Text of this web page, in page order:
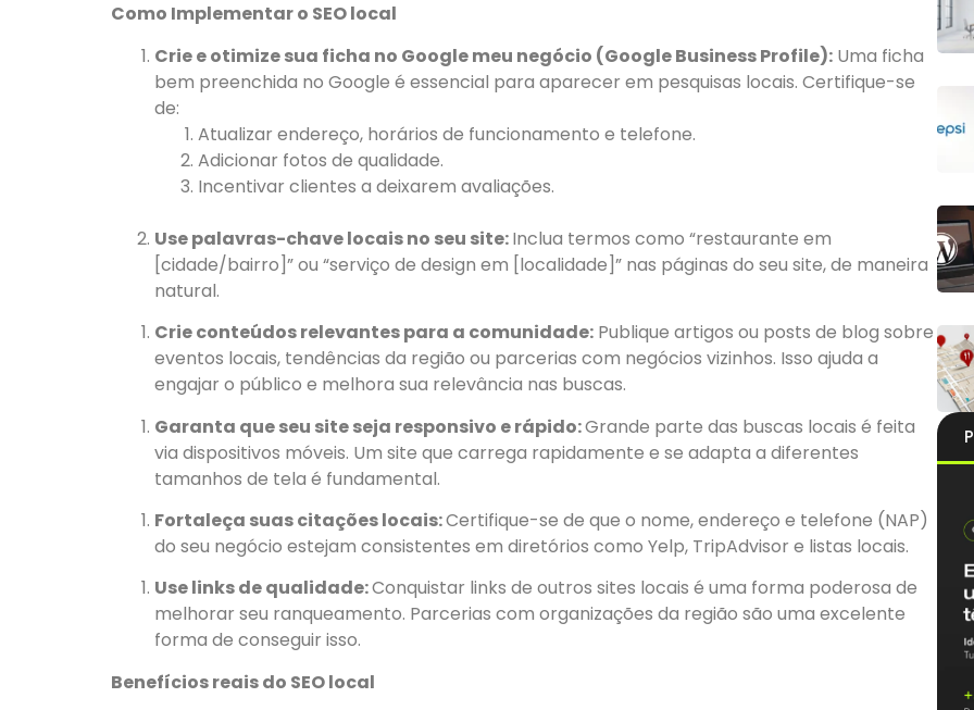
Como Implementar o SEO local
Crie e otimize sua ficha no Google meu negócio (Google Business Profile): Uma ficha
bem preenchida no Google é essencial para aparecer em pesquisas locais. Certifique-se
de:
Atualizar endereço, horários de funcionamento e telefone.
Adicionar fotos de qualidade.
Incentivar clientes a deixarem avaliações.
Use palavras-chave locais no seu site:Inclua termos como “restaurante em
[cidade/bairro]” ou “serviço de design em [localidade]” nas páginas do seu site, de maneira
natural.
Crie conteúdos relevantes para a comunidade: Publique artigos ou posts de blog sobre
eventos locais, tendências da região ou parcerias com negócios vizinhos. Isso ajuda a
engajar o público e melhora sua relevância nas buscas.
Garanta que seu site seja responsivo e rápido:Grande parte das buscas locais é feita
via dispositivos móveis. Um site que carrega rapidamente e se adapta a diferentes
tamanhos de tela é fundamental.
Fortaleça suas citações locais:Certifique-se de que o nome, endereço e telefone (NAP)
do seu negócio estejam consistentes em diretórios como Yelp, TripAdvisor e listas locais.
Use links de qualidade:Conquistar links de outros sites locais é uma forma poderosa de
melhorar seu ranqueamento. Parcerias com organizações da região são uma excelente
forma de conseguir isso.
Benefícios reais do SEO local